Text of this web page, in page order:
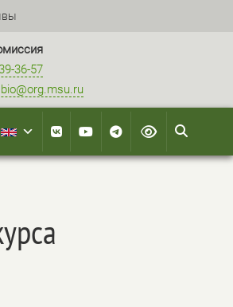
36-57